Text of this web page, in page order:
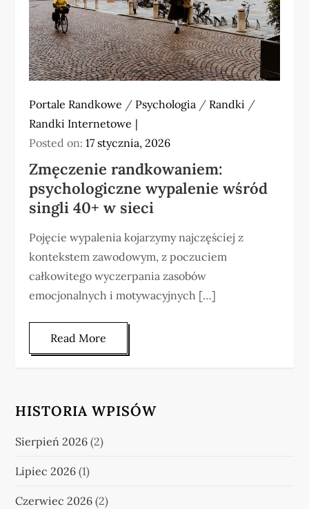
Portale Randkowe / Psychologia / Randki /
Randki Internetowe
Posted on:17 stycznia, 2026
Zmęczenie randkowaniem:
psychologiczne wypalenie wśród
singli 40+ w sieci
Pojęcie wypalenia kojarzymy najczęściej z
kontekstem zawodowym, z poczuciem
całkowitego wyczerpania zasobów
emocjonalnych i motywacyjnych […]
Read More
HISTORIA WPISÓW
Sierpień 2026 (2)
Lipiec 2026 (1)
Czerwiec 2026 (2)